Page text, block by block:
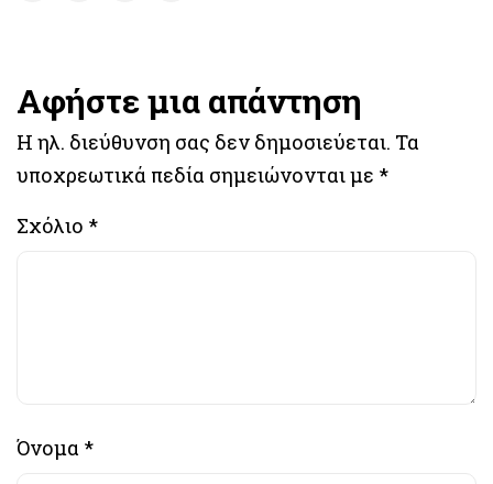
Αφήστε μια απάντηση
Η ηλ. διεύθυνση σας δεν δημοσιεύεται. Τα
υποχρεωτικά πεδία σημειώνονται με *
Σχόλιο *
Όνομα *